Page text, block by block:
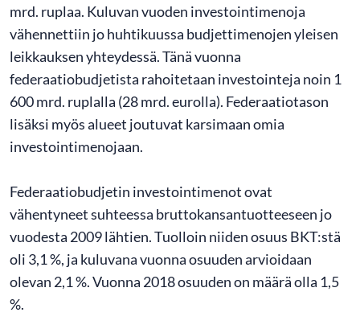
mrd. ruplaa. Kuluvan vuoden investointimenoja
vähennettiin jo huhtikuussa budjettimenojen yleisen
leikkauksen yhteydessä. Tänä vuonna
federaatiobudjetista rahoitetaan investointeja noin 1
600 mrd. ruplalla (28 mrd. eurolla). Federaatiotason
lisäksi myös alueet joutuvat karsimaan omia
investointimenojaan.
Federaatiobudjetin investointimenot ovat
vähentyneet suhteessa bruttokansantuotteeseen jo
vuodesta 2009 lähtien. Tuolloin niiden osuus BKT:stä
oli 3,1 %, ja kuluvana vuonna osuuden arvioidaan
olevan 2,1 %. Vuonna 2018 osuuden on määrä olla 1,5
%.